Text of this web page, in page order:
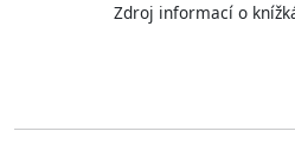
Zdroj informací o